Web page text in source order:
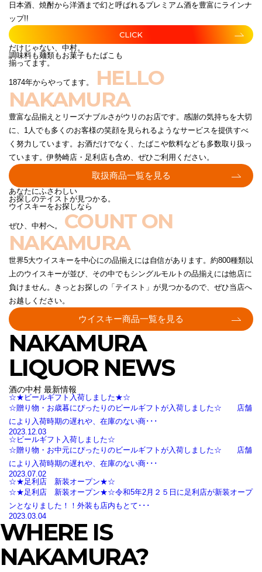
日本酒、焼酎から洋酒まで幻と呼ばれるプレミアム酒を豊富にラインナ
ップ!!
CLICK
だけじゃない、中村。
調味料も麺類もお菓子もたばこも
揃ってます。
1874年からやってます。
HELLO
NAKAMURA
豊富な品揃えとリーズナブルさがウリのお店です。感謝の気持ちを大切
に、1人でも多くのお客様の笑顔を見られるようなサービスを提供すべ
く努力しています。お酒だけでなく、たばこや飲料なども多数取り扱っ
ています。伊勢崎店・足利店も含め、ぜひご利用ください。
取扱商品一覧を見る
あなたにふさわしい
お探しのテイストが見つかる。
ウイスキーをお探しなら
ぜひ、中村へ。 COUNT ON
NAKAMURA
世界5大ウイスキーを中心にの品揃えには自信があります。約800種類以
上のウイスキーが並び、その中でもシングルモルトの品揃えには他店に
負けません。きっとお探しの「テイスト」が見つかるので、ぜひ当店へ
お越しください。
ウイスキー商品一覧を見る
NAKAMURA
LIQUOR NEWS
酒の中村 最新情報
☆★ビールギフト入荷しました★☆
☆贈り物・お歳暮にぴったりのビールギフトが入荷しました☆ 店舗
により入荷時期の遅れや、在庫のない商･･･
2023.12.03
☆ビールギフト入荷しました☆
☆贈り物・お中元にぴったりのビールギフトが入荷しました☆ 店舗
により入荷時期の遅れや、在庫のない商･･･
2023.07.02
☆★足利店 新装オープン★☆
☆★足利店 新装オープン★☆令和5年2月２５日に足利店が新装オープ
ンとなりました！！外装も店内もとて･･･
2023.03.04
WHERE IS
NAKAMURA?